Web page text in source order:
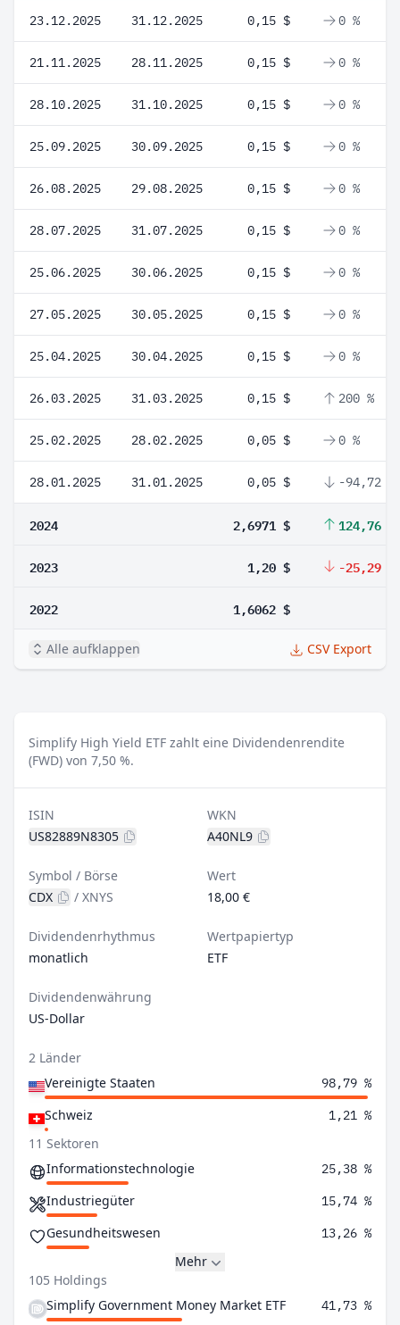
23.12.2025 31.12.2025 0,15 $ 0 %
21.11.2025 28.11.2025 0,15 $ 0 %
28.10.2025 31.10.2025 0,15 $ 0 %
25.09.2025 30.09.2025 0,15 $ 0 %
26.08.2025 29.08.2025 0,15 $ 0 %
28.07.2025 31.07.2025 0,15 $ 0 %
25.06.2025 30.06.2025 0,15 $ 0 %
27.05.2025 30.05.2025 0,15 $ 0 %
25.04.2025 30.04.2025 0,15 $ 0 %
26.03.2025 31.03.2025 0,15 $ 200 %
25.02.2025 28.02.2025 0,05 $ 0 %
28.01.2025 31.01.2025 0,05 $ -94,72 %
2024 2,6971 $ 124,76 %
2023 1,20 $ -25,29 %
2022 1,6062 $
Alle aufklappen CSV Export
Simplify High Yield ETF zahlt eine Dividendenrendite
(FWD) von 7,50 %.
ISIN
US82889N8305
WKN
A40NL9
Symbol / Börse
CDX
/ XNYS
Wert
18,00 €
Dividendenrhythmus
monatlich
Wertpapiertyp
ETF
Dividendenwährung
US-Dollar
2 Länder
Vereinigte Staaten
98,79 %
Schweiz 1,21 %
11 Sektoren
Informationstechnologie
25,38 %
Industriegüter 15,74 %
Gesundheitswesen 13,26 %
Mehr
105 Holdings
Simplify Government Money Market ETF
41,73 %